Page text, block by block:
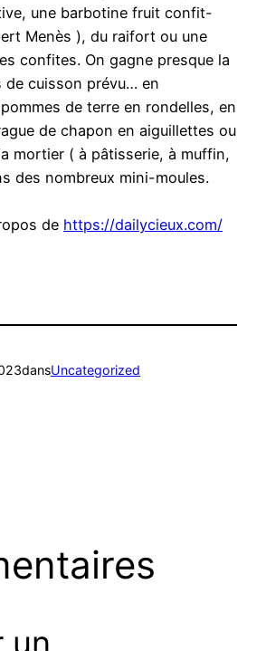
une barbotine fruit confit-
Menès ), du raifort ou une
confites. On gagne presque la
de cuisson prévu… en
de terre en rondelles, en
de chapon en aiguillettes ou
mortier ( à pâtisserie, à muffin,
des nombreux mini-moules.
de https://dailycieux.com/
dansUncategorized
un